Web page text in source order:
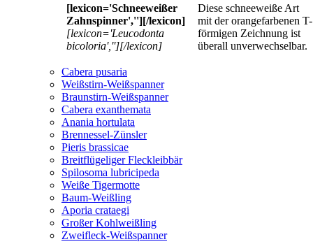
[lexicon='Schneeweißer
Zahnspinner',''][/lexicon]
[lexicon='Leucodonta
bicoloria',''][/lexicon]
Diese schneeweiße Art
mit der orangefarbenen T-
förmigen Zeichnung ist
überall unverwechselbar.
Cabera pusaria
Weißstirn-Weißspanner
Braunstirn-Weißspanner
Cabera exanthemata
Anania hortulata
Brennessel-Zünsler
Pieris brassicae
Breitflügeliger Fleckleibbär
Spilosoma lubricipeda
Weiße Tigermotte
Baum-Weißling
Aporia crataegi
Großer Kohlweißling
Zweifleck-Weißspanner